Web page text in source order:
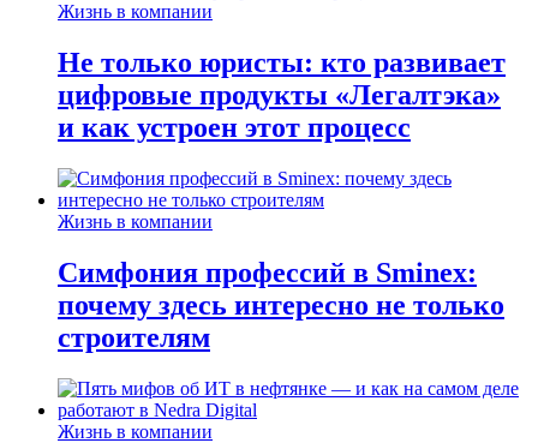
Жизнь в компании
Не только юристы: кто развивает
цифровые продукты «Легалтэка»
и как устроен этот процесс
Жизнь в компании
Симфония профессий в Sminex:
почему здесь интересно не только
строителям
Жизнь в компании